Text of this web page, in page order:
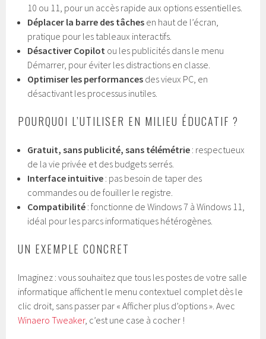
10 ou 11, pour un accès rapide aux options essentielles.
Déplacer la barre des tâches en haut de l’écran,
pratique pour les tableaux interactifs.
Désactiver Copilot ou les publicités dans le menu
Démarrer, pour éviter les distractions en classe.
Optimiser les performances des vieux PC, en
désactivant les processus inutiles.
POURQUOI L’UTILISER EN MILIEU ÉDUCATIF ?
Gratuit, sans publicité, sans télémétrie : respectueux
de la vie privée et des budgets serrés.
Interface intuitive : pas besoin de taper des
commandes ou de fouiller le registre.
Compatibilité : fonctionne de Windows 7 à Windows 11,
idéal pour les parcs informatiques hétérogènes.
UN EXEMPLE CONCRET
Imaginez : vous souhaitez que tous les postes de votre salle
informatique affichent le menu contextuel complet dès le
clic droit, sans passer par « Afficher plus d’options ». Avec
Winaero Tweaker, c’est une case à cocher !